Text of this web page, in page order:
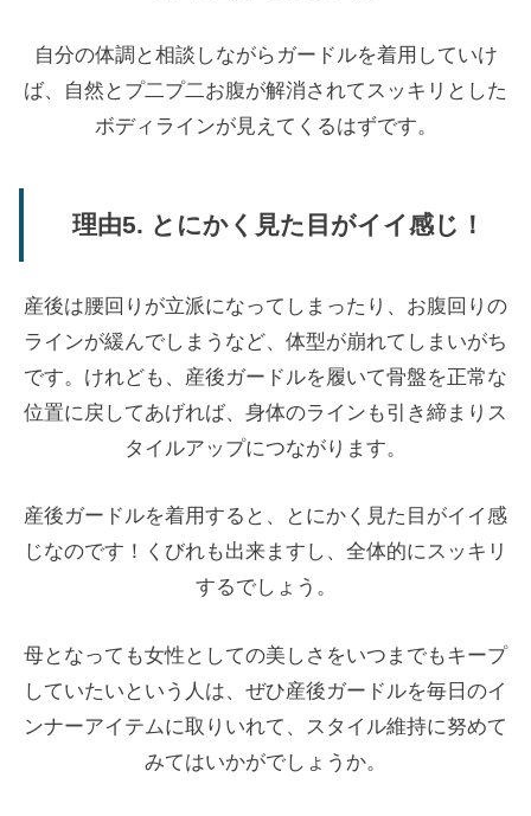
自分の体調と相談しながらガードルを着用していけ
ば、自然とプ二プ二お腹が解消されてスッキリとした
ボディラインが見えてくるはずです。
理由5. とにかく見た目がイイ感じ！
産後は腰回りが立派になってしまったり、お腹回りの
ラインが緩んでしまうなど、体型が崩れてしまいがち
です。けれども、産後ガードルを履いて骨盤を正常な
位置に戻してあげれば、身体のラインも引き締まりス
タイルアップにつながります。
産後ガードルを着用すると、とにかく見た目がイイ感
じなのです！くびれも出来ますし、全体的にスッキリ
するでしょう。
母となっても女性としての美しさをいつまでもキープ
していたいという人は、ぜひ産後ガードルを毎日のイ
ンナーアイテムに取りいれて、スタイル維持に努めて
みてはいかがでしょうか。